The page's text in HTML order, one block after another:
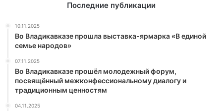
Последние публикации
10.11.2025
Во Владикавказе прошла выставка-ярмарка «В единой
семье народов»
07.11.2025
Во Владикавказе прошёл молодежный форум,
посвящённый межконфессиональному диалогу и
традиционным ценностям
04.11.2025